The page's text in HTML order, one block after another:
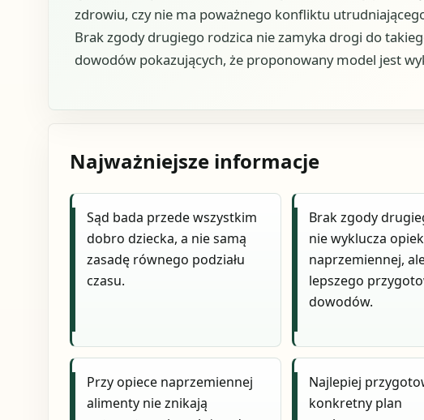
zdrowiu, czy nie ma poważnego konfliktu
Brak zgody drugiego rodzica nie zamyka drogi do
dowodów pokazujących, że proponowany model jest
Najważniejsze informacje
Sąd bada przede wszystkim
dobro dziecka, a nie samą
zasadę równego podziału
czasu.
Brak zgody
nie wyklucza
naprzemiennej,
lepszego
dowodów.
Przy opiece naprzemiennej
alimenty nie znikają
Najlepiej
konkretny plan